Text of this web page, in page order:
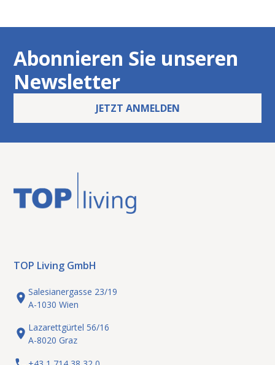
Abonnieren Sie unseren
Newsletter
JETZT ANMELDEN
TOP Living GmbH
Salesianergasse 23/19
A-1030 Wien
Lazarettgürtel 56/16
A-8020 Graz